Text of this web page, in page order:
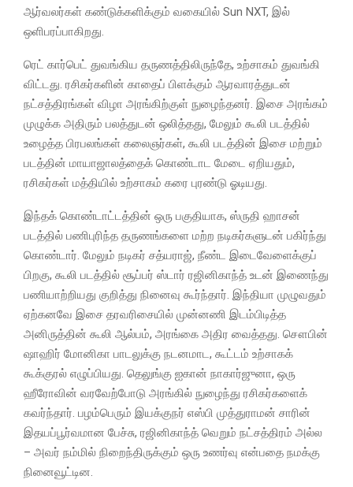
ஆர்வலர்கள் கண்டுக்களிக்கும் வகையில் Sun NXT, இல்
ஒளிபரப்பாகிறது.
ரெட் கார்பெட் துவங்கிய தருணத்திலிருந்தே, உற்சாகம் துவங்கி
விட்டது. ரசிகர்களின் காதைப் பிளக்கும் ஆரவாரத்துடன்
நட்சத்திரங்கள் விழா அரங்கிற்குள் நுழைந்தனர். இசை அரங்கம்
முழுக்க அதிரும் பலத்துடன் ஒலித்தது, மேலும் கூலி படத்தில்
உழைத்த பிரபலங்கள் கலைஞர்கள், கூலி படத்தின் இசை மற்றும்
படத்தின் மாயாஜாலத்தைக் கொண்டாட மேடை ஏறியதும்,
ரசிகர்கள் மத்தியில் உற்சாகம் கரை புரண்டு ஓடியது.
இந்தக் கொண்டாட்டத்தின் ஒரு பகுதியாக, ஸ்ருதி ஹாசன்
படத்தில் பணிபுரிந்த தருணங்களை மற்ற நடிகர்களுடன் பகிர்ந்து
கொண்டார். மேலும் நடிகர் சத்யராஜ், நீண்ட இடைவேளைக்குப்
பிறகு, கூலி படத்தில் சூப்பர் ஸ்டார் ரஜினிகாந்த் உடன் இணைந்து
பணியாற்றியது குறித்து நினைவு கூர்ந்தார். இந்தியா முழுவதும்
ஏற்கனவே இசை தரவரிசையில் முன்னணி இடம்பிடித்த
அனிருத்தின் கூலி ஆல்பம், அரங்கை அதிர வைத்தது. சௌபின்
ஷாஹிர் மோனிகா பாடலுக்கு நடனமாட, கூட்டம் உற்சாகக்
கூக்குரல் எழுப்பியது. தெலுங்கு ஐகான் நாகார்ஜுனா, ஒரு
ஹீரோவின் வரவேற்போடு அரங்கில் நுழைந்து ரசிகர்களைக்
கவர்ந்தார். பழம்பெரும் இயக்குநர் எஸ்பி முத்துராமன் சாரின்
இதயப்பூர்வமான பேச்சு, ரஜினிகாந்த் வெறும் நட்சத்திரம் அல்ல
– அவர் நம்மில் நிறைந்திருக்கும் ஒரு உணர்வு என்பதை நமக்கு
நினைவூட்டின.